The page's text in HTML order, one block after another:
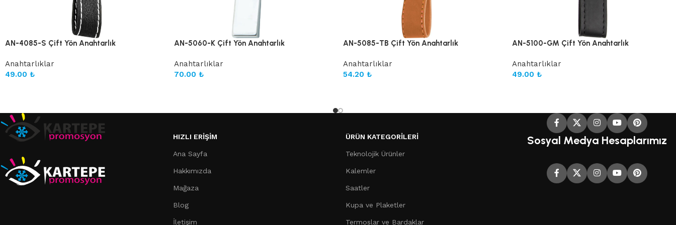
AN-4085-S Çift Yön Anahtarlık
Anahtarlıklar
49.00 ₺
AN-5060-K Çift Yön Anahtarlık
Anahtarlıklar
70.00 ₺
AN-5085-TB Çift Yön Anahtarlık
Anahtarlıklar
54.20 ₺
AN-5100-GM Çift Yön Anahtarlık
Anahtarlıklar
49.00 ₺
HIZLI ERIŞIM
Ana Sayfa
Hakkımızda
Mağaza
Blog
İletişim
ÜRÜN KATEGORILERI
Teknolojik Ürünler
Kalemler
Saatler
Kupa ve Plaketler
Termoslar ve Bardaklar
Sosyal Medya Hesaplarımız